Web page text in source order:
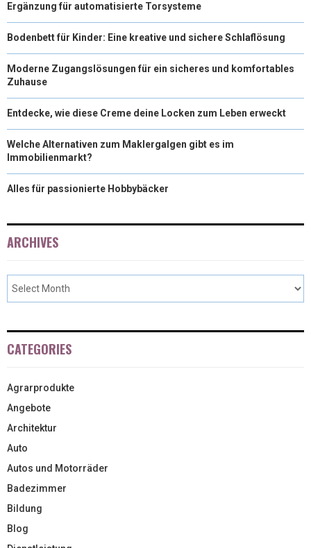
Ergänzung für automatisierte Torsysteme
Bodenbett für Kinder: Eine kreative und sichere Schlaflösung
Moderne Zugangslösungen für ein sicheres und komfortables
Zuhause
Entdecke, wie diese Creme deine Locken zum Leben erweckt
Welche Alternativen zum Maklergalgen gibt es im
Immobilienmarkt?
Alles für passionierte Hobbybäcker
ARCHIVES
CATEGORIES
Agrarprodukte
Angebote
Architektur
Auto
Autos und Motorräder
Badezimmer
Bildung
Blog